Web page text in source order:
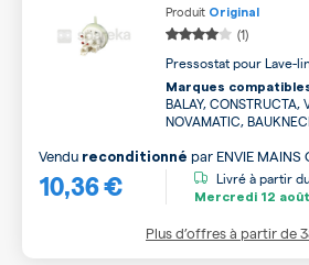
Produit Original
(1)
Pressostat pour Lave-
Marques
BALAY, CONSTRUCTA,
NOVAMATIC,
10,36 €
Vendu reconditionné par ENVIE MAINS
Livré à partir du
Mercredi 12 août
Plus d’offres à partir de